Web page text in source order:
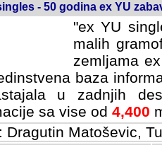
- 50 godina ex YU
"ex YU
malih
zemljama
baza
u zadnjih
sa vise od 4,400
Dragutin Matoševic,